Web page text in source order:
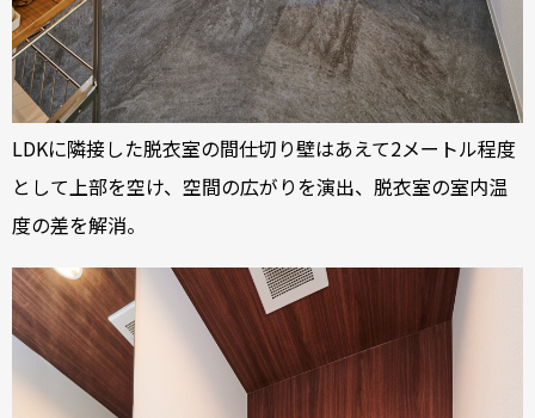
LDKに隣接した脱衣室の間仕切り壁はあえて2メートル程度
として上部を空け、空間の広がりを演出、脱衣室の室内温
度の差を解消。